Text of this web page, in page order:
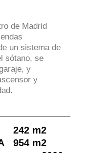
de Madrid
un sistema de
sótano, se
y
y
242 m2
954 m2